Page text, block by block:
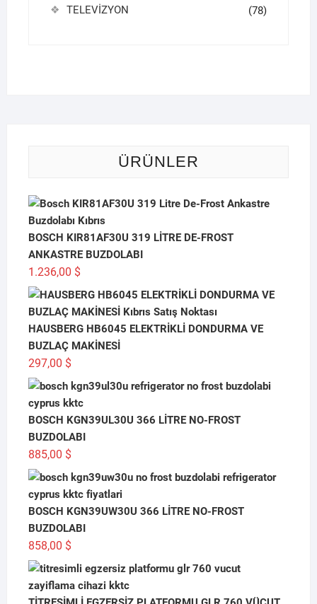
TELEVİZYON (78)
ÜRÜNLER
BOSCH KIR81AF30U 319 LİTRE DE-FROST
ANKASTRE BUZDOLABI
1.236,00 $
HAUSBERG HB6045 ELEKTRİKLİ DONDURMA VE
BUZLAÇ MAKİNESİ
297,00 $
BOSCH KGN39UL30U 366 LİTRE NO-FROST
BUZDOLABI
885,00 $
BOSCH KGN39UW30U 366 LİTRE NO-FROST
BUZDOLABI
858,00 $